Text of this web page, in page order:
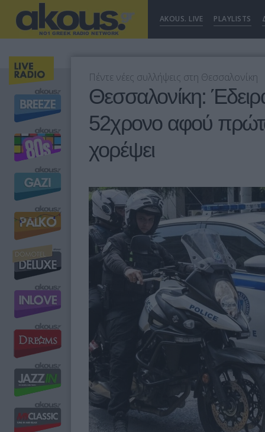
AKOUS. LIVE PLAYLISTS
Πέντε νέες συλλήψεις στη Θεσσαλονίκη
Θεσσαλονίκη:
52χρονο αφού
χορέψει